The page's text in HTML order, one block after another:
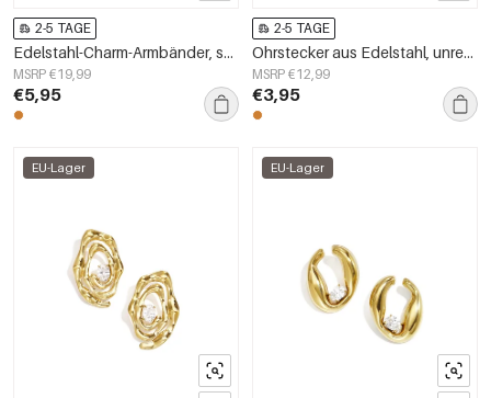
2-5 TAGE
Edelstahl-Charm-Armbänder, schlichte Serie „Kreis“, Damenschmuck
MSRP €19,99
€5,95
2-5 TAGE
Ohrstecker aus Edelstahl, unregelmäßige Form, schlichte Alltags-Serie, Damenschmuck
MSRP €12,99
€3,95
EU-Lager EU-Lager